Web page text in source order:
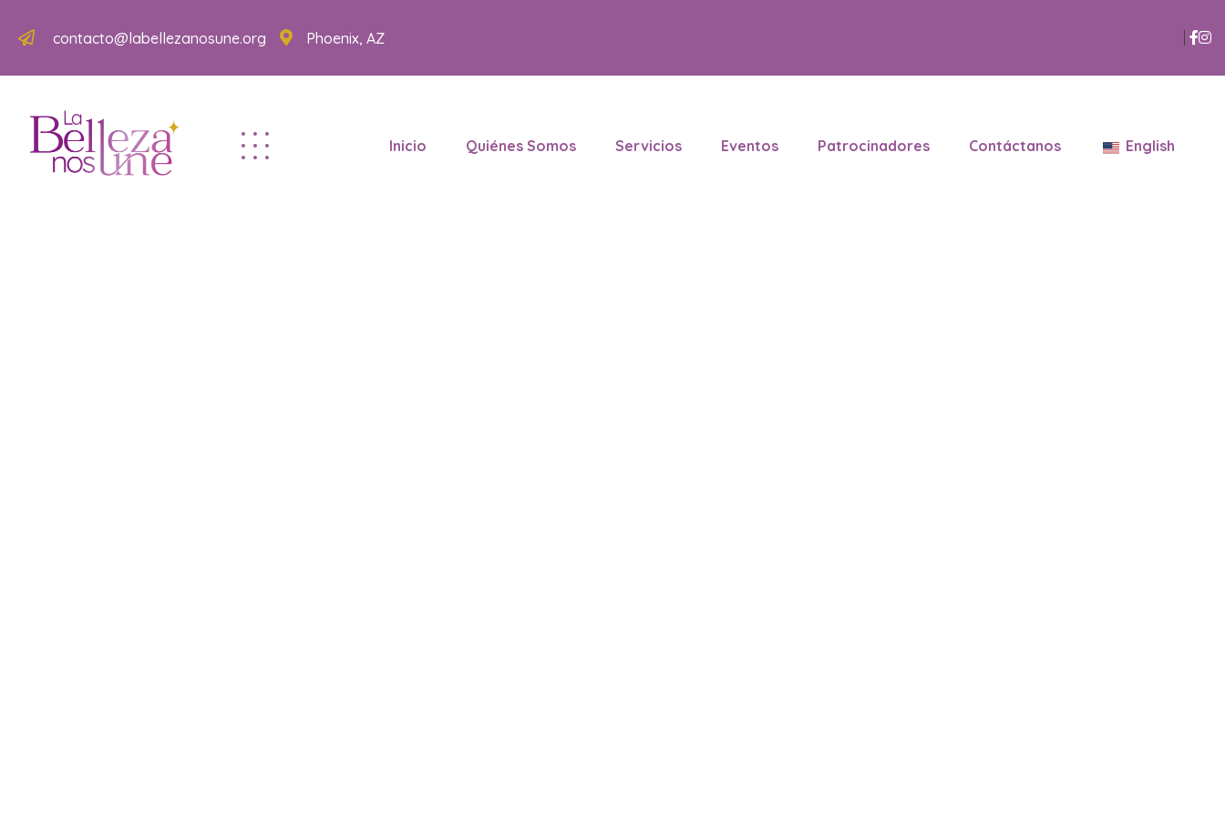
contacto@labellezanosune.org Phoenix, AZ
Inicio Quiénes Somos Servicios Eventos Patrocinadores Contáctanos English